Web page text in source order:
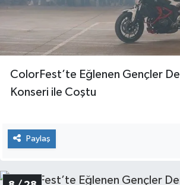
ColorFest’te Eğlenen Gençler
Konseri ile Coştu
Paylaş